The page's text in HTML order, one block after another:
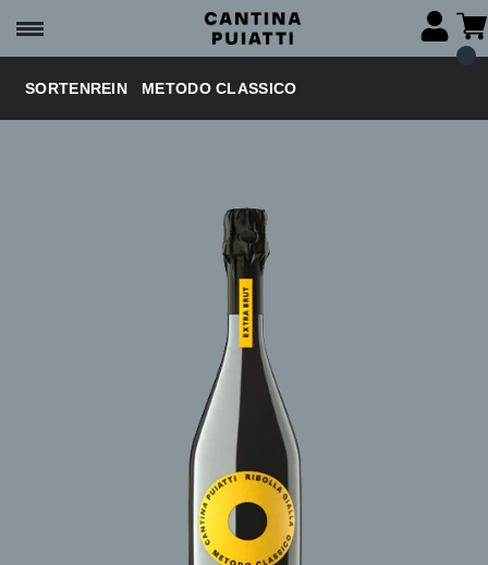
SORTENREIN METODO CLASSICO